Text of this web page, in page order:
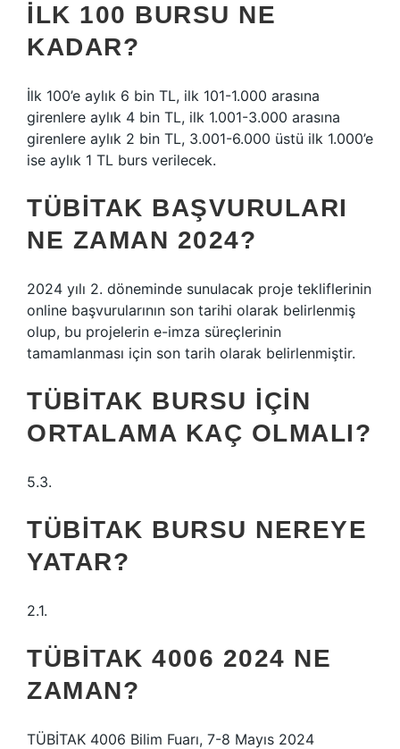
İLK 100 BURSU NE
KADAR?
İlk 100’e aylık 6 bin TL, ilk 101-1.000 arasına
girenlere aylık 4 bin TL, ilk 1.001-3.000 arasına
girenlere aylık 2 bin TL, 3.001-6.000 üstü ilk 1.000’e
ise aylık 1 TL burs verilecek.
TÜBİTAK BAŞVURULARI
NE ZAMAN 2024?
2024 yılı 2. döneminde sunulacak proje tekliflerinin
online başvurularının son tarihi olarak belirlenmiş
olup, bu projelerin e-imza süreçlerinin
tamamlanması için son tarih olarak belirlenmiştir.
TÜBİTAK BURSU IÇIN
ORTALAMA KAÇ OLMALI?
5.3.
TÜBİTAK BURSU NEREYE
YATAR?
2.1.
TÜBİTAK 4006 2024 NE
ZAMAN?
TÜBİTAK 4006 Bilim Fuarı, 7-8 Mayıs 2024